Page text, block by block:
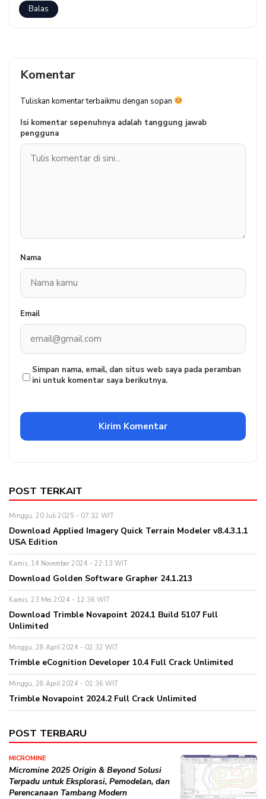
Balas
Komentar
Tuliskan komentar terbaikmu dengan sopan
Isi komentar sepenuhnya adalah tanggung jawab
pengguna
Nama
Email
Simpan nama, email, dan situs web saya pada peramban
ini untuk komentar saya berikutnya.
POST TERKAIT
Minggu, 20 Juli 2025 - 07:32 WIT
Download Applied Imagery Quick Terrain Modeler v8.4.3.1.1
USA Edition
Kamis, 14 November 2024 - 22:13 WIT
Download Golden Software Grapher 24.1.213
Kamis, 23 Mei 2024 - 12:36 WIT
Download Trimble Novapoint 2024.1 Build 5107 Full
Unlimited
Minggu, 28 April 2024 - 02:32 WIT
Trimble eCognition Developer 10.4 Full Crack Unlimited
Minggu, 28 April 2024 - 01:36 WIT
Trimble Novapoint 2024.2 Full Crack Unlimited
POST TERBARU
MICROMINE
Micromine 2025 Origin & Beyond Solusi
Terpadu untuk Eksplorasi, Pemodelan, dan
Perencanaan Tambang Modern